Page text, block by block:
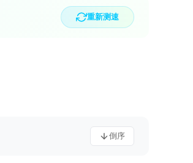
重新测速
倒序